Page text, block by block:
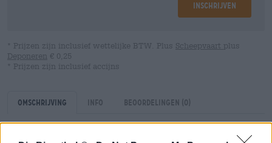
Inschrijven
* Prijzen zijn inclusief wettelijke BTW. Plus Scheepvaart plus
Deponeren € 0,25
* Prijzen zijn inclusief accijns
Omschrijving Info Beoordelingen (0)